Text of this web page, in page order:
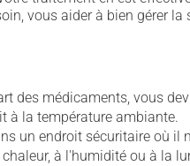
vous aider à bien gérer la
des médicaments, vous
à la température ambiante.
un endroit sécuritaire où il
à l'humidité ou à la